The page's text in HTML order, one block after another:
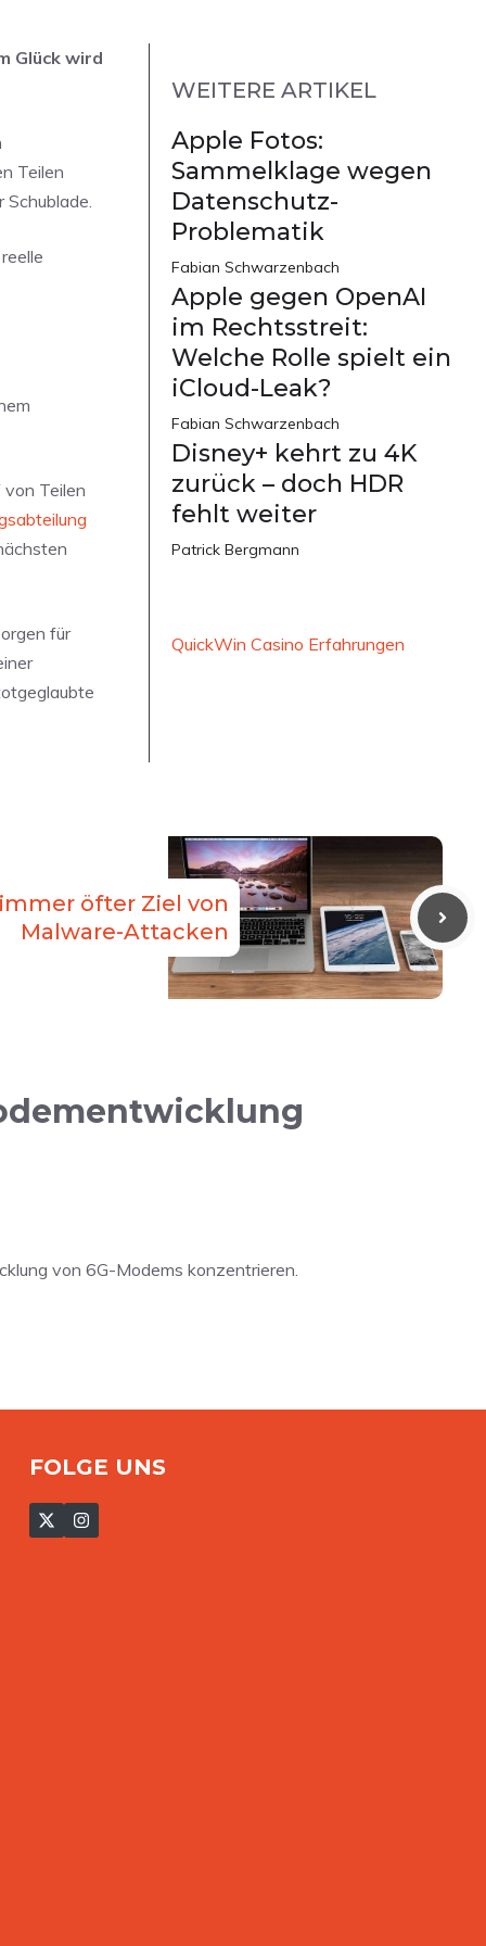
Glück wird
Teilen
Teilen
für
WEITERE ARTIKEL
Apple Fotos:
Sammelklage wegen
Datenschutz-
Problematik
Fabian Schwarzenbach
Apple gegen OpenAI
im Rechtsstreit:
Welche Rolle spielt ein
iCloud-Leak?
Fabian Schwarzenbach
Disney+ kehrt zu 4K
zurück – doch HDR
fehlt weiter
Patrick Bergmann
QuickWin Casino Erfahrungen
öfter Ziel von
Malware-Attacken
von 6G-Modems konzentrieren.
FOLGE UNS